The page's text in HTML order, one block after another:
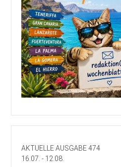
AKTUELLE AUSGABE 474
16.07. - 12.08.